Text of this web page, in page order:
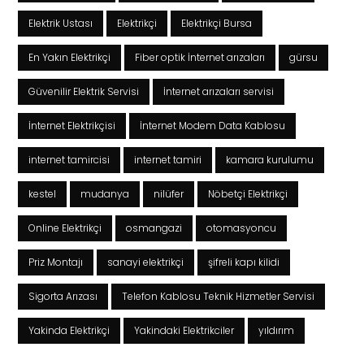
Elektrik Ustası Elektrikçi Elektrikçi Bursa
En Yakın Elektrikçi Fiber optik İnternet arızaları gürsu
Güvenilir Elektrik Servisi İnternet arızaları servisi
İnternet Elektrikçisi İnternet Modem Data Kablosu
internet tamircisi internet tamiri kamara kurulumu
kestel mudanya nilüfer Nöbetçi Elektrikçi
Online Elektrikçi osmangazi otomasyoncu
Priz Montajı sanayi elektrikçi şifreli kapı kilidi
Sigorta Arızası Telefon Kablosu Teknik Hizmetler Servisi
Yakinda Elektrikçi Yakindaki Elektrikciler yıldırım